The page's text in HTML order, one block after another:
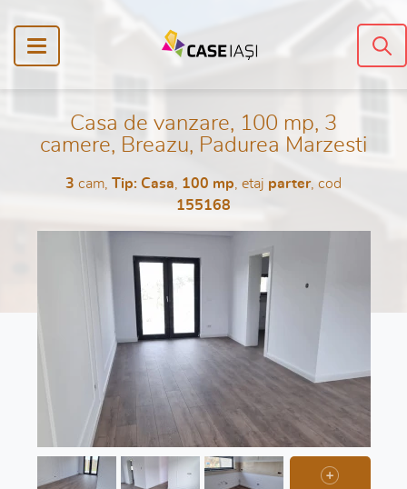
Casa de vanzare, 100 mp, 3
camere, Breazu, Padurea Marzesti
3 cam, Tip: Casa 100 mp , etaj parter, cod
155168